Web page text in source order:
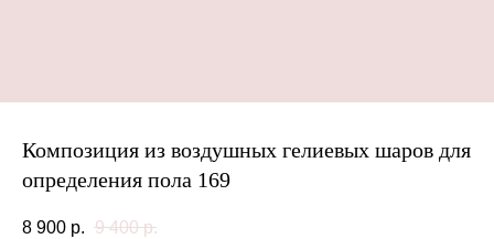
Композиция из воздушных гелиевых шаров для
определения пола 169
8 900 р. 9 400 р.